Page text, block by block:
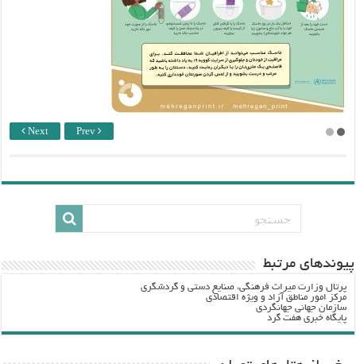
Next Prev
پيوندهاي مرتبط
پرتال وزارت ميراث فرهنگي، صنایع دستی و گردشگري
مرکز امور مناطق آزاد و ویژه اقتصادی
سازمان جهانی جهانگردی
پایگاه خبری هفت گرد